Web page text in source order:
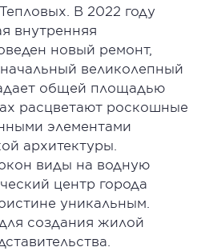
В 2022 году
внутренняя
новый ремонт,
великолепный
общей площадью
расцветают роскошные
элементами
архитектуры.
виды на водную
центр города
уникальным.
создания жилой